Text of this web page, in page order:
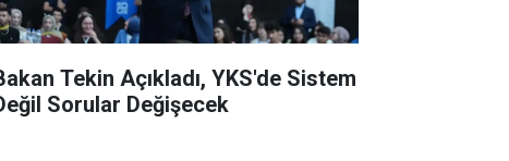
Tekin Açıkladı, YKS'de Sistem
Sorular Değişecek